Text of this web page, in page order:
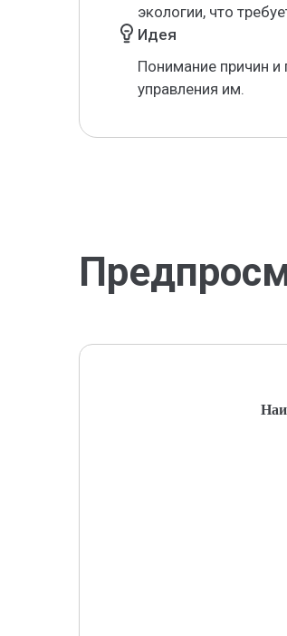
экологии, что
Идея
Понимание причин
управления им.